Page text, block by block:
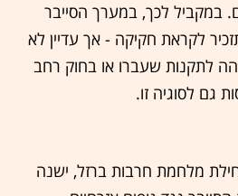
יהיו בתוקף ל-30 יום. במקביל לכך, במערך הסייבר
לקראת חקיקה - אך עדיין לא
לתקנות שעברו או בחוק רחב
גם לסוגיה זו.
מלחמת חרבות ברזל, ישנה